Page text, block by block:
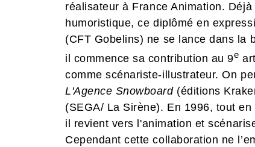
réalisateur à France Animation.
humoristique, ce diplômé en
(CFT Gobelins) ne se lance dans la
il commence sa contribution au 9e
comme scénariste-illustrateur. On
L'Agence Snowboard(éditions
(SEGA/ La Sirène). En 1996, tout
il revient vers l'animation et
Cependant cette collaboration ne